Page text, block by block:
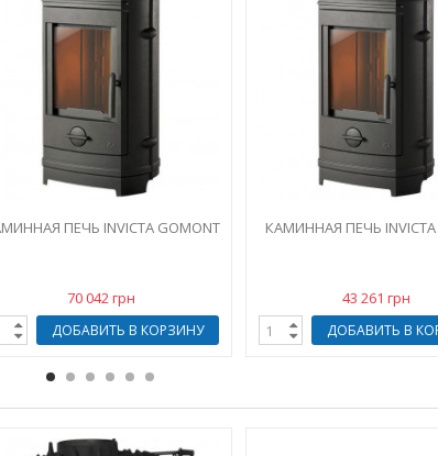
ПЕЧЬ INVICTA GOMONT
70 042 грн
ДОБАВИТЬ В КОРЗИНУ
КАМИННАЯ ПЕЧЬ INVICTA
43 261 грн
ДОБАВИТЬ В